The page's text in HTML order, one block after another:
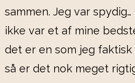
sammen. Jeg var
ikke var et af mine
det er en som jeg
så er det nok meget